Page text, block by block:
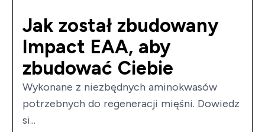
Jak został zbudowany
Impact EAA, aby
zbudować Ciebie
Wykonane z niezbędnych aminokwasów
potrzebnych do regeneracji mięśni. Dowiedz
si...